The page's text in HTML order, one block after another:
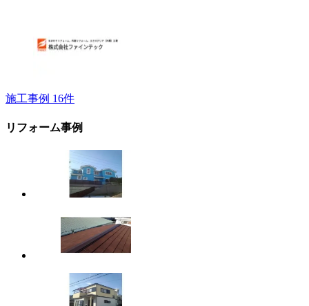
施工事例 16件
リフォーム事例